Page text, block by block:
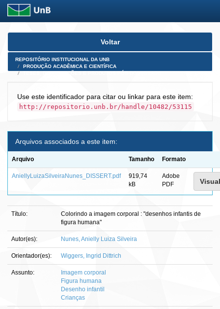
Skip
Voltar
REPOSITÓRIO INSTITUCIONAL DA UNB
PRODUÇÃO ACADÊMICA E CIENTÍFICA
Use este identificador para citar ou linkar para este item:
http://repositorio.unb.br/handle/10482/53115
Arquivos associados a este item:
Arquivo Tamanho Formato
AniellyLuizaSilveiraNunes_DISSERT.pdf
919,74
kB
Adobe
PDF
Título:
Colorindo a imagem corporal : "desenhos infantis de
figura humana"
Autor(es): Nunes, Anielly Luiza Silveira
Orientador(es): Wiggers, Ingrid Dittrich
Assunto:
Imagem corporal
Figura humana
Desenho infantil
Crianças